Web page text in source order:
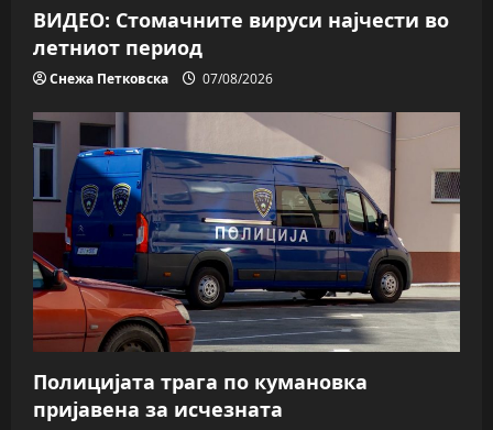
ВИДЕО: Стомачните вируси најчести во
летниот период
Снежа Петковска 07/08/2026
Полицијата трага пo кумановка
пријавена за исчезната